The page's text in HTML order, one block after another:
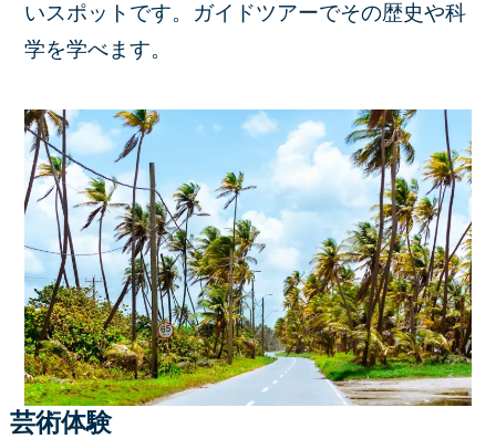
いスポットです。ガイドツアーでその歴史や科
学を学べます。
芸術体験